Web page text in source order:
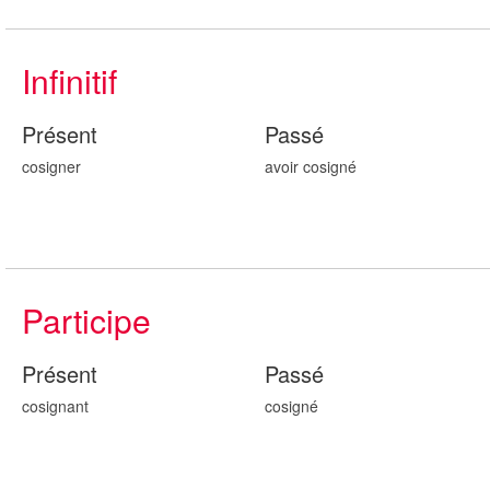
Infinitif
Présent
cosigner
Passé
avoir cosigné
Participe
Présent
cosignant
Passé
cosigné